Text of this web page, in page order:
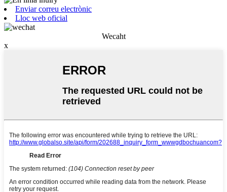
Enviar correu electrònic
Lloc web oficial
Wecaht
x